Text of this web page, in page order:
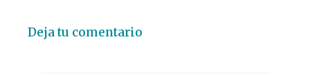
Deja tu comentario